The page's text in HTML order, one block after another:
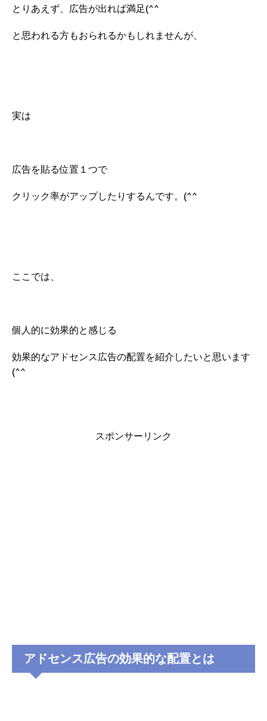
とりあえず、広告が出れば満足(^^
と思われる方もおられるかもしれませんが、
実は
広告を貼る位置１つで
クリック率がアップしたりするんです。(^^
ここでは、
個人的に効果的と感じる
効果的なアドセンス広告の配置を紹介したいと思います
(^^
スポンサーリンク
アドセンス広告の効果的な配置とは